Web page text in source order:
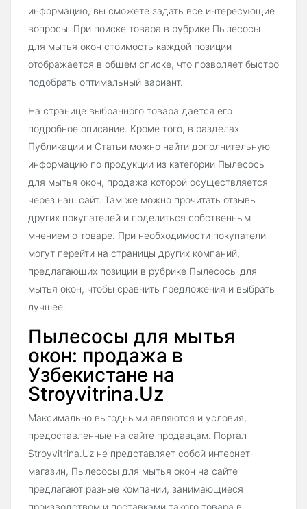
информацию, вы сможете задать все интересующие
вопросы. При поиске товара в рубрике Пылесосы
для мытья окон стоимость каждой позиции
отображается в общем списке, что позволяет быстро
подобрать оптимальный вариант.
На странице выбранного товара дается его
подробное описание. Кроме того, в разделах
Публикации и Статьи можно найти дополнительную
информацию по продукции из категории Пылесосы
для мытья окон, продажа которой осуществляется
через наш сайт. Там же можно прочитать отзывы
других покупателей и поделиться собственным
мнением о товаре. При необходимости покупатели
могут перейти на страницы других компаний,
предлагающих позиции в рубрике Пылесосы для
мытья окон, чтобы сравнить предложения и выбрать
лучшее.
Пылесосы для мытья
окон: продажа в
Узбекистане на
Stroyvitrina.Uz
Максимально выгодными являются и условия,
предоставленные на сайте продавцам. Портал
Stroyvitrina.Uz не представляет собой интернет-
магазин, Пылесосы для мытья окон на сайте
предлагают разные компании, занимающиеся